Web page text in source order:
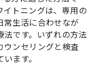
トニングは、専用の
常生活に合わせなが
法です。いずれの方法
ウンセリングと検査
ます。